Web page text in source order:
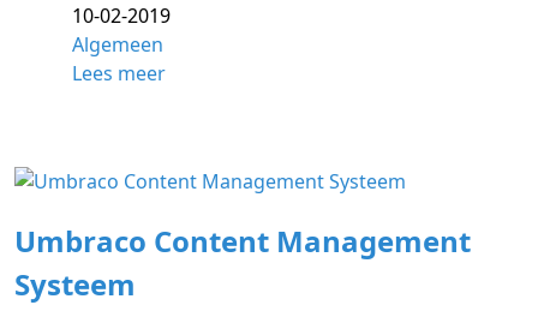
10-02-2019
Algemeen
Lees meer
Umbraco Content Management
Systeem